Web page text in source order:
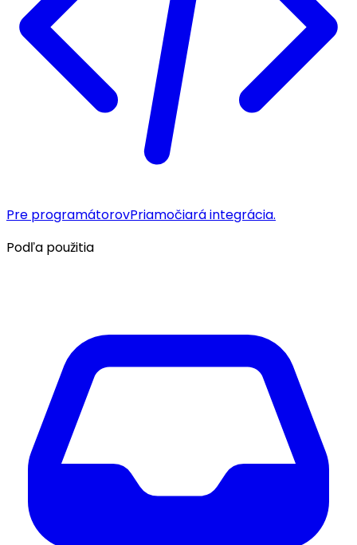
Pre programátorovPriamočiará integrácia.
Podľa použitia